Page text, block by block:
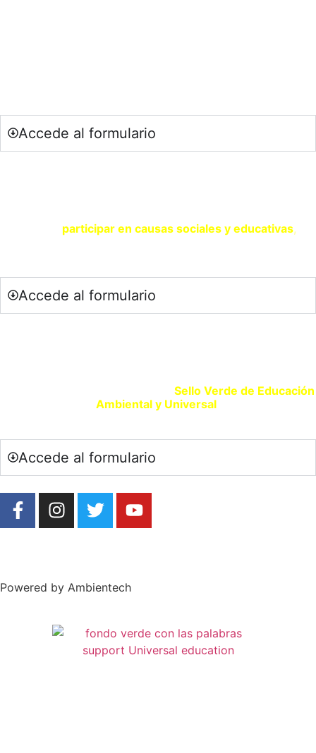
Accede al formulario
participar en causas sociales y educativas,
Accede al formulario
Sello Verde de Educación
Ambiental y Universal
Accede al formulario
Powered by Ambientech